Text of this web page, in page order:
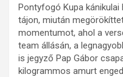
Pontyfogó Kupa
tájon, miután
momentumot, ahol a
team állásán, a
is jegyző Pap Gábor
kilogrammos amurt